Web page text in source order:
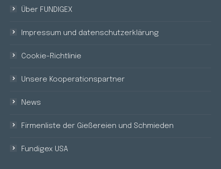
Über FUNDIGEX
Impressum und datenschutzerklärung
Cookie-Richtlinie
Unsere Kooperationspartner
News
Firmenliste der Gießereien und Schmieden
Fundigex USA